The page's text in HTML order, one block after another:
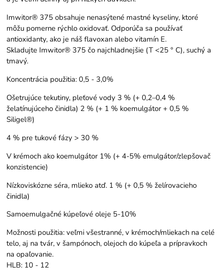
Imwitor® 375 obsahuje nenasýtené mastné kyseliny, ktoré
môžu pomerne rýchlo oxidovať. Odporúča sa používať
antioxidanty, ako je náš flavoxan alebo vitamín E.
Skladujte Imwitor® 375 čo najchladnejšie (T <25 ° C), suchý a
tmavý.
Koncentrácia použitia: 0,5 - 3,0%
Ošetrujúce tekutiny, pleťové vody 3 % (+ 0,2–0,4 %
želatínujúceho činidla) 2 % (+ 1 % koemulgátor + 0,5 %
Siligel®)
4 % pre tukové fázy > 30 %
V krémoch ako koemulgátor 1% (+ 4-5% emulgátor/zlepšovač
konzistencie)
Nízkoviskózne séra, mlieko atď. 1 % (+ 0,5 % želírovacieho
činidla)
Samoemulgačné kúpeľové oleje 5-10%
Možnosti použitia: veľmi všestranné, v krémoch/mliekach na celé
telo, aj na tvár, v šampónoch, olejoch do kúpeľa a prípravkoch
na opaľovanie.
HLB: 10 - 12